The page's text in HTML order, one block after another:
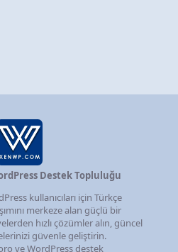
Destek Topluluğu
kullanıcıları için Türkçe
merkeze alan güçlü bir
hızlı çözümler alın, güncel
güvenle geliştirin.
ve WordPress destek